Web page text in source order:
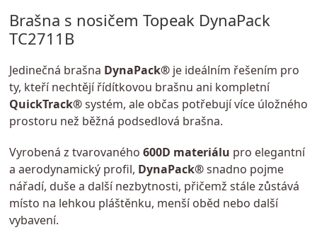
Brašna s nosičem Topeak DynaPack
TC2711B
Jedinečná brašna DynaPack®je ideálním řešením pro
ty, kteří nechtějí řídítkovou brašnu ani kompletní
QuickTrack®systém, ale občas potřebují více úložného
prostoru než běžná podsedlová brašna.
Vyrobená z tvarovaného 600D materiálu pro elegantní
a aerodynamický profil, DynaPack®snadno pojme
nářadí, duše a další nezbytnosti, přičemž stále zůstává
místo na lehkou pláštěnku, menší oběd nebo další
vybavení.